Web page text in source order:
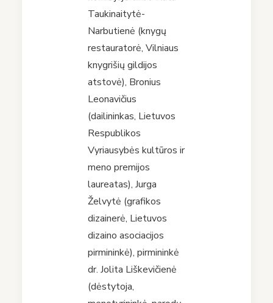
Taukinaitytė-
Narbutienė (knygų
restauratorė, Vilniaus
knygrišių gildijos
atstovė), Bronius
Leonavičius
(dailininkas, Lietuvos
Respublikos
Vyriausybės kultūros ir
meno premijos
laureatas), Jurga
Želvytė (grafikos
dizainerė, Lietuvos
dizaino asociacijos
pirmininkė), pirmininkė
dr. Jolita Liškevičienė
(dėstytoja,